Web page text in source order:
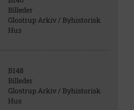
Billeder
Glostrup Arkiv / Byhistorisk
Hus
B148
Billeder
Glostrup Arkiv / Byhistorisk
Hus